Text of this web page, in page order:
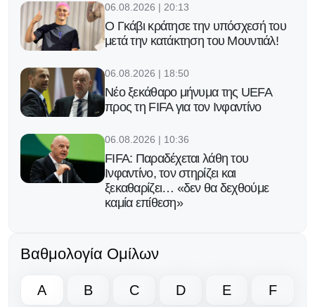
06.08.2026 | 20:13
Ο Γκάβι κράτησε την υπόσχεσή του
μετά την κατάκτηση του Μουντιάλ!
06.08.2026 | 18:50
Νέο ξεκάθαρο μήνυμα της UEFA
προς τη FIFA για τον Ινφαντίνο
06.08.2026 | 10:36
FIFA: Παραδέχεται λάθη του
Ινφαντίνο, τον στηρίζει και
ξεκαθαρίζει… «δεν θα δεχθούμε
καμία επίθεση»
Ο Ινφαντίνο υπόσχεται τον τελικό
να πάρει δημόσια στήριξη!
Βαθμολογία Ομίλων
A B C D E F